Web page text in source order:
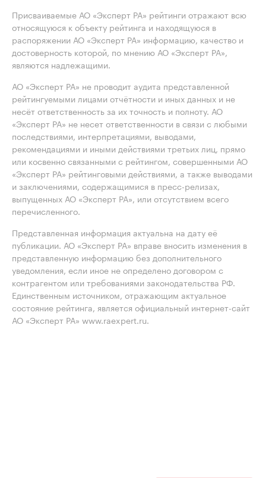
Присваиваемые АО «Эксперт РА» рейтинги отражают всю
относящуюся к объекту рейтинга и находящуюся в
распоряжении АО «Эксперт РА» информацию, качество и
достоверность которой, по мнению АО «Эксперт РА»,
являются надлежащими.
АО «Эксперт РА» не проводит аудита представленной
рейтингуемыми лицами отчётности и иных данных и не
несёт ответственность за их точность и полноту. АО
«Эксперт РА» не несет ответственности в связи с любыми
последствиями, интерпретациями, выводами,
рекомендациями и иными действиями третьих лиц, прямо
или косвенно связанными с рейтингом, совершенными АО
«Эксперт РА» рейтинговыми действиями, а также выводами
и заключениями, содержащимися в пресс-релизах,
выпущенных АО «Эксперт РА», или отсутствием всего
перечисленного.
Представленная информация актуальна на дату её
публикации. АО «Эксперт РА» вправе вносить изменения в
представленную информацию без дополнительного
уведомления, если иное не определено договором с
контрагентом или требованиями законодательства РФ.
Единственным источником, отражающим актуальное
состояние рейтинга, является официальный интернет-сайт
АО «Эксперт РА» www.raexpert.ru.